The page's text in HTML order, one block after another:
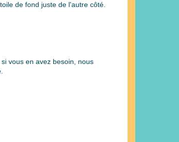
de fond juste de l'autre côté.
vous en avez besoin, nous